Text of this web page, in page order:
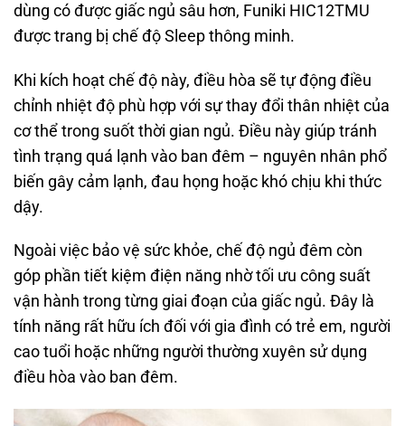
dùng có được giấc ngủ sâu hơn, Funiki HIC12TMU
được trang bị chế độ Sleep thông minh.
Khi kích hoạt chế độ này, điều hòa sẽ tự động điều
chỉnh nhiệt độ phù hợp với sự thay đổi thân nhiệt của
cơ thể trong suốt thời gian ngủ. Điều này giúp tránh
tình trạng quá lạnh vào ban đêm – nguyên nhân phổ
biến gây cảm lạnh, đau họng hoặc khó chịu khi thức
dậy.
Ngoài việc bảo vệ sức khỏe, chế độ ngủ đêm còn
góp phần tiết kiệm điện năng nhờ tối ưu công suất
vận hành trong từng giai đoạn của giấc ngủ. Đây là
tính năng rất hữu ích đối với gia đình có trẻ em, người
cao tuổi hoặc những người thường xuyên sử dụng
điều hòa vào ban đêm.